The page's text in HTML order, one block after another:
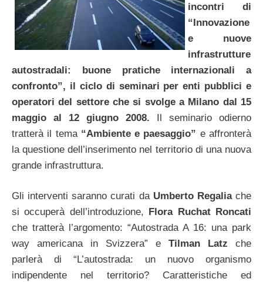
incontri di
“Innovazione
e nuove
infrastrutture
autostradali: buone pratiche internazionali a
confronto”, il ciclo di seminari per enti pubblici e
operatori del settore che si svolge a Milano dal 15
maggio al 12 giugno 2008. Il seminario odierno
tratterà il tema “Ambiente e paesaggio” e affronterà
la questione dell’inserimento nel territorio di una nuova
grande infrastruttura.
Gli interventi saranno curati da Umberto Regaliache
si occuperà dell’introduzione, Flora Ruchat Roncati
che tratterà l’argomento: “Autostrada A 16: una park
way americana in Svizzera” e Tilman Latz che
parlerà di “L’autostrada: un nuovo organismo
indipendente nel territorio? Caratteristiche ed